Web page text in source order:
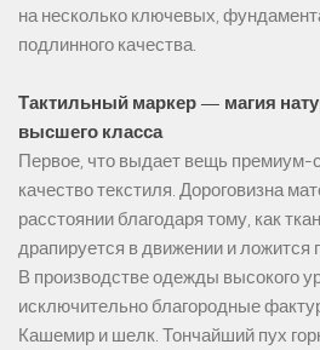
на несколько ключевых,
подлинного качества.
Тактильный маркер — магия
высшего класса
Первое, что выдает вещь премиум-
качество текстиля. Дороговизна
расстоянии благодаря тому, как
драпируется в движении и ложится
В производстве одежды высокого
исключительно благородные
Кашемир и шелк. Тончайший пух